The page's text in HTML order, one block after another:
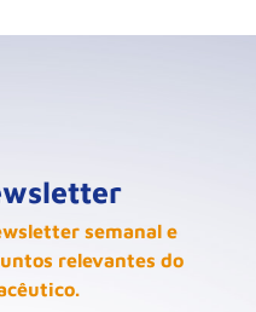
semanal e
relevantes do